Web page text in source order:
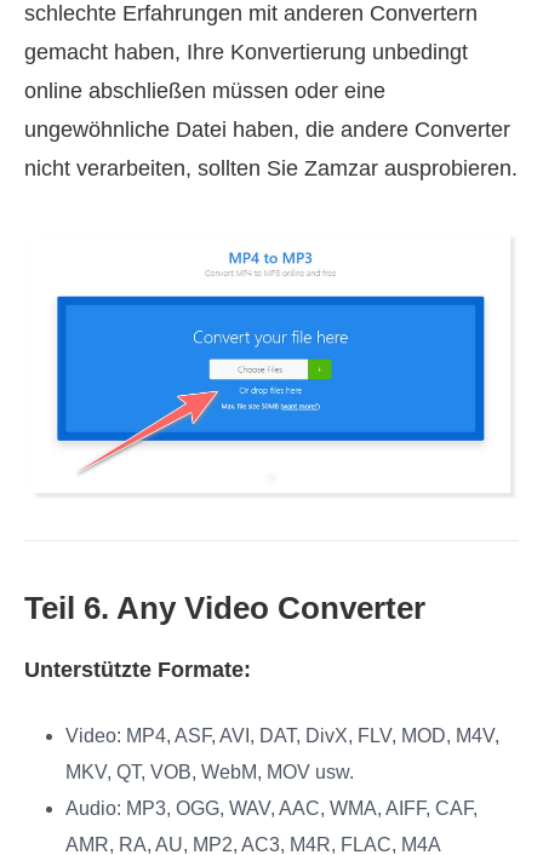
schlechte Erfahrungen mit anderen Convertern
gemacht haben, Ihre Konvertierung unbedingt
online abschließen müssen oder eine
ungewöhnliche Datei haben, die andere Converter
nicht verarbeiten, sollten Sie Zamzar ausprobieren.
Teil 6. Any Video Converter
Unterstützte Formate:
Video: MP4, ASF, AVI, DAT, DivX, FLV, MOD, M4V,
MKV, QT, VOB, WebM, MOV usw.
Audio: MP3, OGG, WAV, AAC, WMA, AIFF, CAF,
AMR, RA, AU, MP2, AC3, M4R, FLAC, M4A